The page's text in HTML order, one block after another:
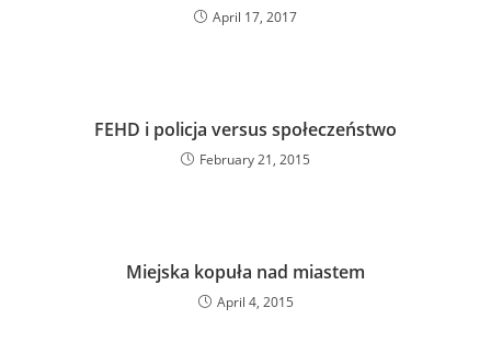
April 17, 2017
FEHD i policja versus społeczeństwo
February 21, 2015
Miejska kopuła nad miastem
April 4, 2015